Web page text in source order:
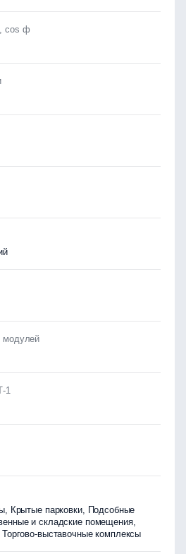
cos ф
модулей
1
Крытые парковки, Подсобные
и складские помещения,
выставочные комплексы